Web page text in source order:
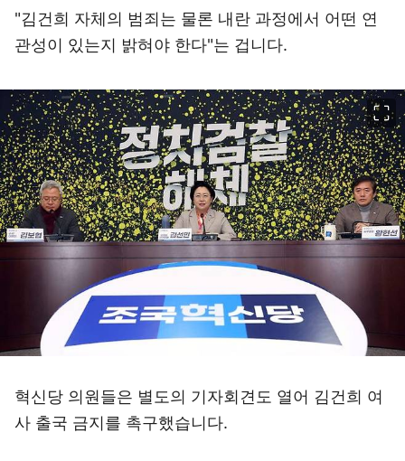
"김건희 자체의 범죄는 물론 내란 과정에서 어떤 연
관성이 있는지 밝혀야 한다"는 겁니다.
혁신당 의원들은 별도의 기자회견도 열어 김건희 여
사 출국 금지를 촉구했습니다.